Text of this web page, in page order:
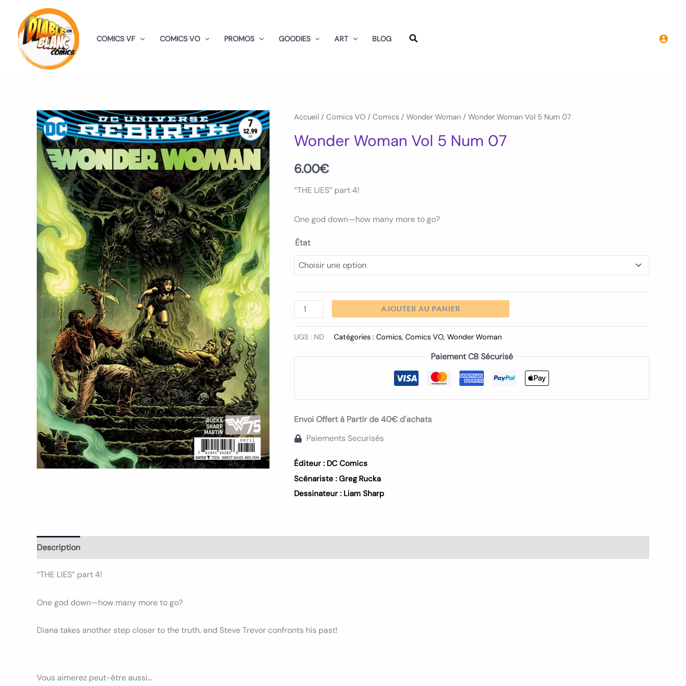
contenu
COMICS VF COMICS VO PROMOS GOODIES ART BLOG
Accueil / Comics VO / Comics / Wonder Woman / Wonder Woman Vol 5 Num 07
Wonder Woman Vol 5 Num 07
6.00€
“THE LIES” part 4!
One god down—how many more to go?
État
quantité
Wonder
Woman
Vol
5
07
AJOUTER AU PANIER
UGS : ND Catégories : Comics, Comics VO, Wonder Woman
Paiement CB Sécurisé
Envoi Offert à Partir de 40€ d'achats
Paiements Securisés
Éditeur : DC Comics
Scénariste : Greg Rucka
Dessinateur : Liam Sharp
Description
“THE LIES” part 4!
One god down—how many more to go?
Diana takes another step closer to the truth, and Steve Trevor confronts his past!
Vous aimerez peut-être aussi…